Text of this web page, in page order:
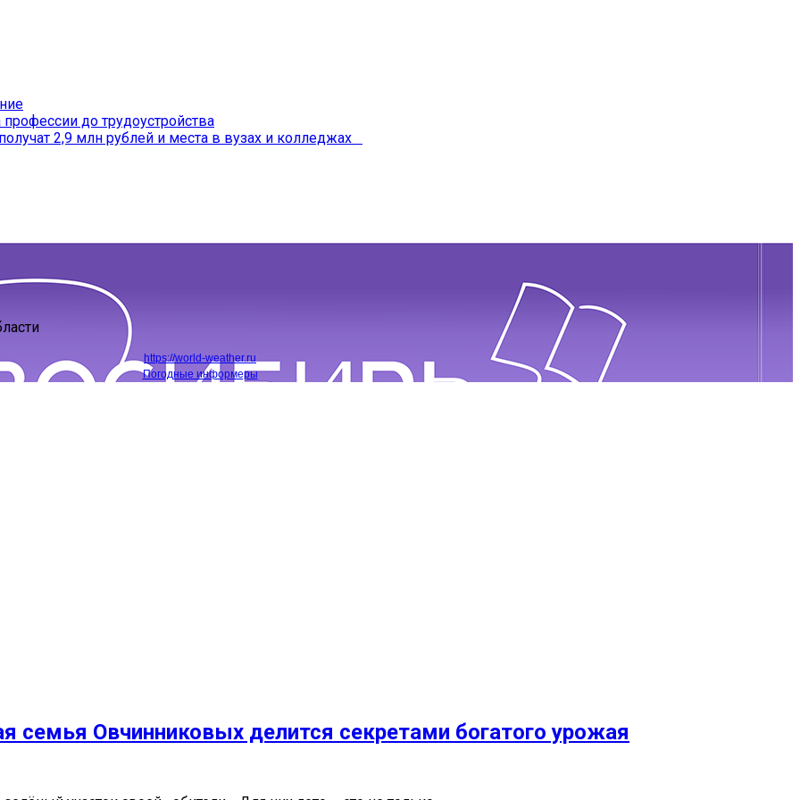
до трудоустройства
2,9 млн рублей и места в вузах и колледжах
https://world-weather.ru
Погодные информеры
семья Овчинниковых делится секретами богатого урожая